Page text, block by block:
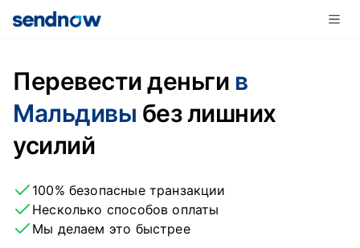
Перевести деньги в
Мальдивы без лишних
усилий
100% безопасные транзакции
Несколько способов оплаты
Мы делаем это быстрее